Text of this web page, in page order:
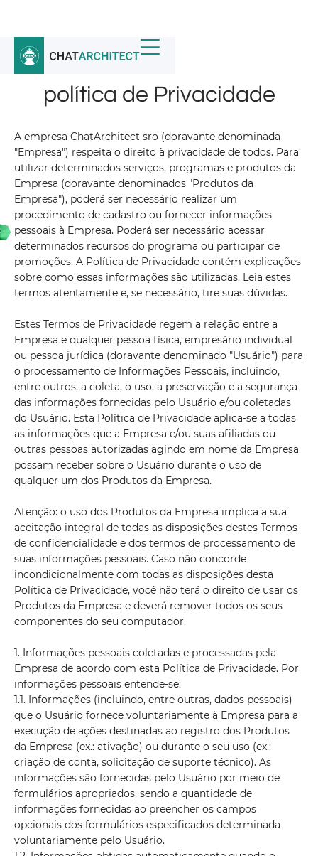
Início política de Privacidade
política de Privacidade
A empresa ChatArchitect sro (doravante denominada
"Empresa") respeita o direito à privacidade de todos. Para
utilizar determinados serviços, programas e produtos da
Empresa (doravante denominados "Produtos da
Empresa"), poderá ser necessário realizar um
procedimento de cadastro ou fornecer informações
pessoais à Empresa. Poderá ser necessário acessar
determinados recursos do programa ou participar de
promoções. A Política de Privacidade contém explicações
sobre como essas informações são utilizadas. Leia estes
termos atentamente e, se necessário, tire suas dúvidas.
Estes Termos de Privacidade regem a relação entre a
Empresa e qualquer pessoa física, empresário individual
ou pessoa jurídica (doravante denominado "Usuário") para
o processamento de Informações Pessoais, incluindo,
entre outros, a coleta, o uso, a preservação e a segurança
das informações fornecidas pelo Usuário e/ou coletadas
do Usuário. Esta Política de Privacidade aplica-se a todas
as informações que a Empresa e/ou suas afiliadas ou
outras pessoas autorizadas agindo em nome da Empresa
possam receber sobre o Usuário durante o uso de
qualquer um dos Produtos da Empresa.
Atenção: o uso dos Produtos da Empresa implica a sua
aceitação integral de todas as disposições destes Termos
de confidencialidade e dos termos de processamento de
suas informações pessoais. Caso não concorde
incondicionalmente com todas as disposições desta
Política de Privacidade, você não terá o direito de usar os
Produtos da Empresa e deverá remover todos os seus
componentes do seu computador.
1. Informações pessoais coletadas e processadas pela
Empresa de acordo com esta Política de Privacidade. Por
informações pessoais entende-se:
1.1. Informações (incluindo, entre outras, dados pessoais)
que o Usuário fornece voluntariamente à Empresa para a
execução de ações destinadas ao registro dos Produtos
da Empresa (ex.: ativação) ou durante o seu uso (ex.:
criação de conta, solicitação de suporte técnico). As
informações são fornecidas pelo Usuário por meio de
formulários apropriados, sendo a quantidade de
informações fornecidas ao preencher os campos
opcionais dos formulários especificados determinada
voluntariamente pelo Usuário.